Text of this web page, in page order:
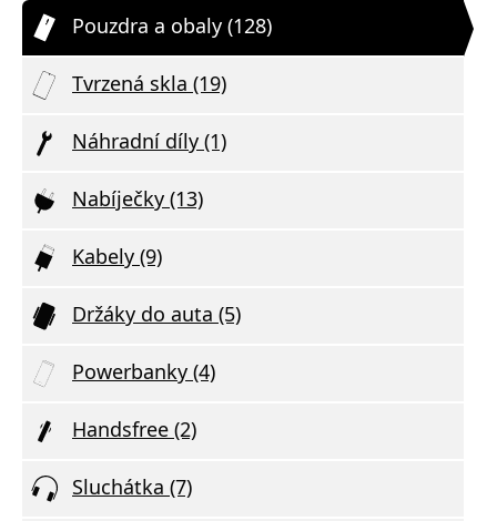
Pouzdra a obaly (128)
Tvrzená skla (19)
Náhradní díly (1)
Nabíječky (13)
Kabely (9)
Držáky do auta (5)
Powerbanky (4)
Handsfree (2)
Sluchátka (7)